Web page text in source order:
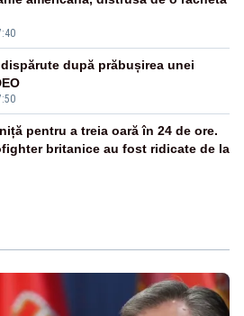
după prăbușirea unei
pentru a treia oară în 24 de ore.
britanice au fost ridicate de la